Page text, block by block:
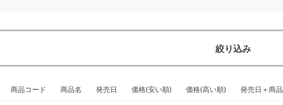
絞り込み
商品コード 商品名 発売日 価格(安い順) 価格(高い順) 発売日＋商